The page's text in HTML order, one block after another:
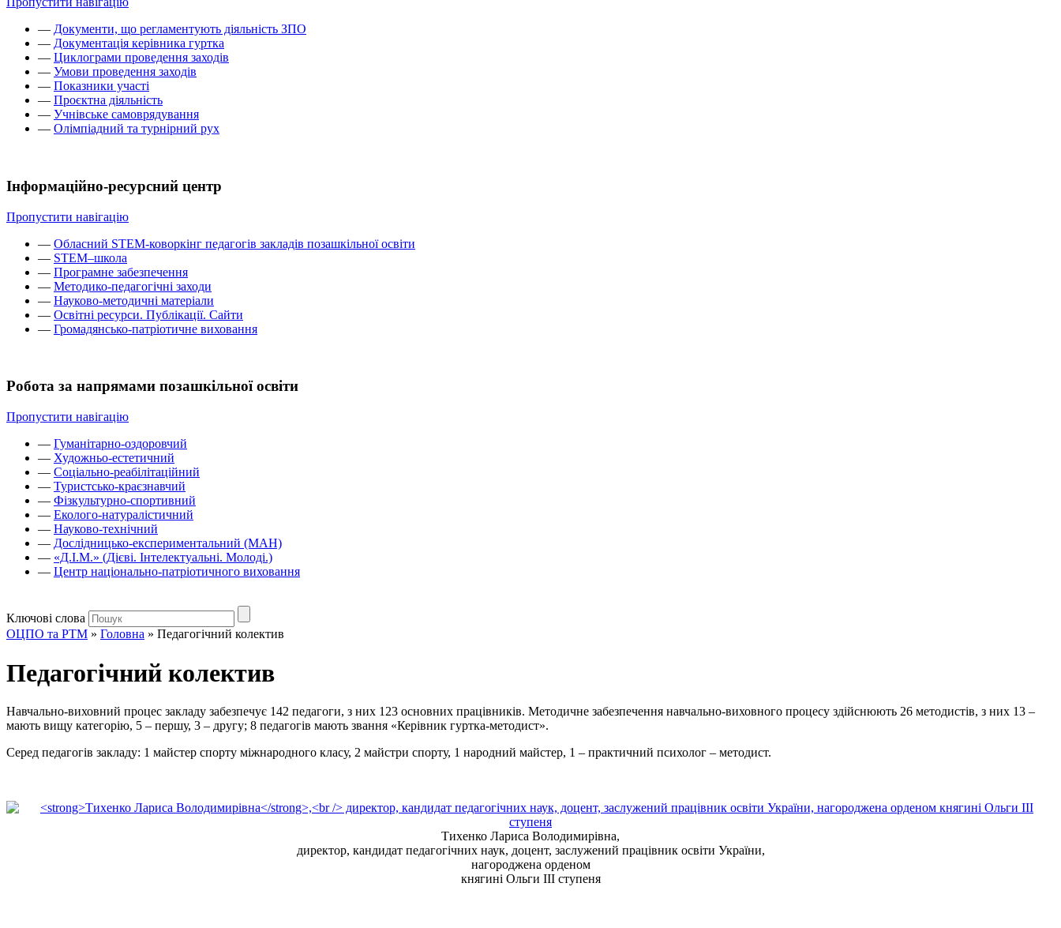
— Документи, що регламентують діяльність ЗПО
— Документація керівника гуртка
— Циклограми проведення заходів
— Умови проведення заходів
— Показники участі
— Проєктна діяльність
— Учнівське самоврядування
— Олімпіадний та турнірний рух
Інформаційно-ресурсний центр
Пропустити навігацію
— Обласний STEM-коворкінг педагогів закладів позашкільної освіти
— STEM–школа
— Програмне забезпечення
— Методико-педагогічні заходи
— Науково-методичні матеріали
— Освітні ресурси. Публікації. Сайти
— Громадянсько-патріотичне виховання
Робота за напрямами позашкільної освіти
Пропустити навігацію
— Гуманітарно-оздоровчий
— Художньо-естетичний
— Соціально-реабілітаційний
— Туристсько-краєзнавчий
— Фізкультурно-спортивний
— Еколого-натуралістичний
— Науково-технічний
— Дослідницько-експериментальний (МАН)
— «Д.І.М.» (Дієві. Інтелектуальні. Молоді.)
— Центр національно-патріотичного виховання
Ключові слова
ОЦПО та РТМ » Головна » Педагогічний колектив
Педагогічний колектив
Навчально-виховний процес закладу забезпечує 142 педагоги, з них 123 основних працівників. Методичне забезпечення навчально-виховного процесу здійснюють 26 методистів, з них 13 –
мають вищу категорію, 5 – першу, 3 – другу; 8 педагогів мають звання «Керівник гуртка-методист».
Серед педагогів закладу: 1 майстер спорту міжнародного класу, 2 майстри спорту, 1 народний майстер, 1 – практичний психолог – методист.
Тихенко Лариса Володимирівна,
директор, кандидат педагогічних наук, доцент, заслужений працівник освіти України,
нагороджена орденом
княгині Ольги ІІІ ступеня